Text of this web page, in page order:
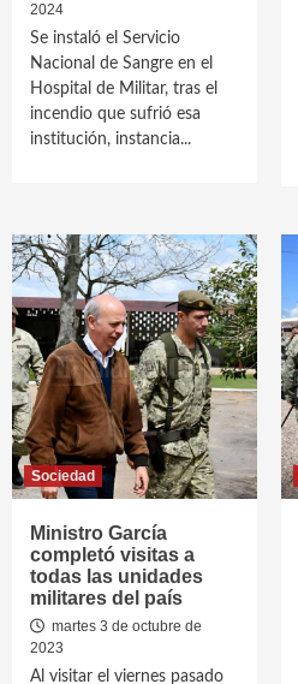
2024
Se instaló el Servicio
Nacional de Sangre en el
Hospital de Militar, tras el
incendio que sufrió esa
institución, instancia...
Sociedad
Ministro García
completó visitas a
todas las unidades
militares del país
martes 3 de octubre de
2023
Al visitar el viernes pasado